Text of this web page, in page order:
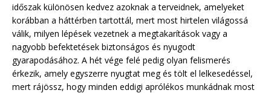
időszak különösen kedvez azoknak a terveidnek, amelyeket
korábban a háttérben tartottál, mert most hirtelen világossá
válik, milyen lépések vezetnek a megtakarítások vagy a
nagyobb befektetések biztonságos és nyugodt
gyarapodásához. A hét vége felé pedig olyan felismerés
érkezik, amely egyszerre nyugtat meg és tölt el lelkesedéssel,
mert rájössz, hogy minden eddigi aprólékos munkádnak most